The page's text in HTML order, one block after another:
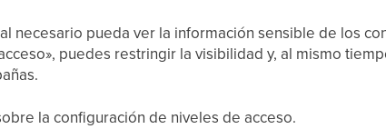
necesario pueda ver la información sensible de los
puedes restringir la visibilidad y, al mismo
la configuración de niveles de acceso.